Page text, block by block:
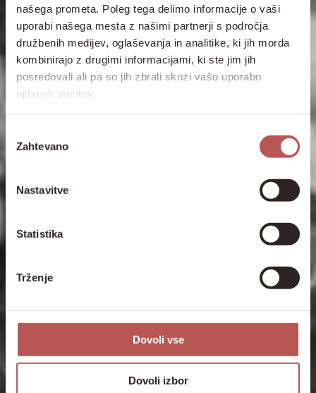
našega prometa. Poleg tega delimo informacije o vaši
uporabi našega mesta z našimi partnerji s področja
družbenih medijev, oglaševanja in analitike, ki jih morda
kombinirajo z drugimi informacijami, ki ste jim jih
posredovali ali pa so jih zbrali skozi vašo uporabo
njihovih storitev.
soglasja
Zahtevano
Nastavitve
Statistika
Trženje
Dovoli vse
Dovoli izbor